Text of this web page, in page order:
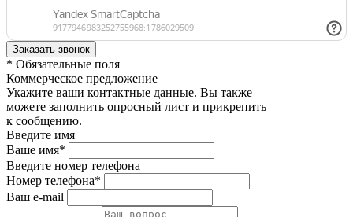
* Обязательные поля
Коммерческое предложение
Укажите ваши контактные данные. Вы также
можете заполнить опросный лист и прикрепить
к сообщению.
Введите имя
Ваше имя*
Введите номер телефона
Номер телефона*
Ваш e-mail